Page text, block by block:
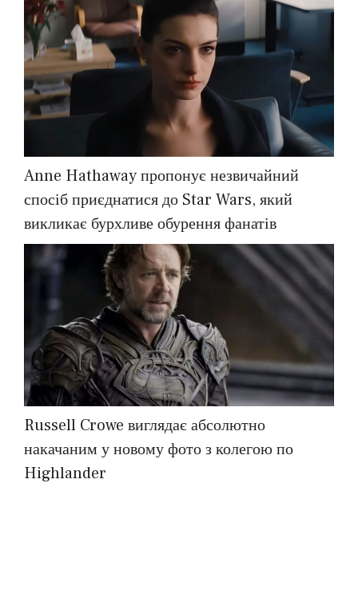
Anne Hathaway пропонує незвичайний
спосіб приєднатися до Star Wars, який
викликає бурхливе обурення фанатів
Russell Crowe виглядає абсолютно
накачаним у новому фото з колегою по
Highlander